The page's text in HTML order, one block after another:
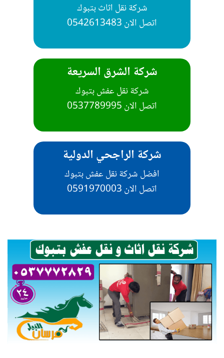
شركة نقل اثاث بتبوك
شركة الشرق السريعة
شركة نقل عفش بتبوك
اتصل الان 0537789995
شركة الراجحي الدولية
افضل شركة نقل عفش بتبوك
اتصل الان 0591970003